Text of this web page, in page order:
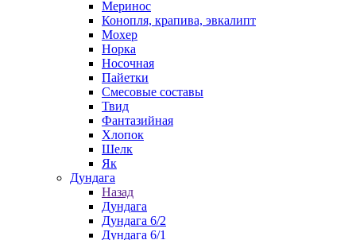
Меринос
Конопля, крапива, эвкалипт
Мохер
Норка
Носочная
Пайетки
Смесовые составы
Твид
Фантазийная
Хлопок
Шелк
Як
Дундага
Назад
Дундага
Дундага 6/2
Дундага 6/1